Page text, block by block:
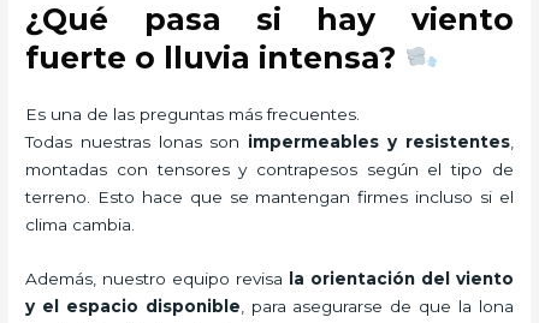
¿Qué pasa si hay viento
fuerte o lluvia intensa?
Es una de las preguntas más frecuentes.
Todas nuestras lonas son impermeables y resistentes,
montadas con tensores y contrapesos según el tipo de
terreno. Esto hace que se mantengan firmes incluso si el
clima cambia.
Además, nuestro equipo revisa
la orientación del viento
y el espacio disponible , para asegurarse de que la lona